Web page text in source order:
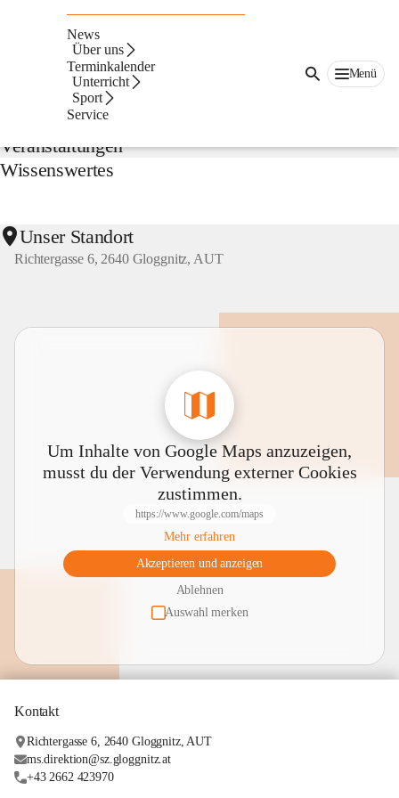
News
Über uns
Terminkalender
Unterricht
Sport
Service
Menü
Aktuelles
Veranstaltungen
Wissenswertes
Unser Standort
Richtergasse 6, 2640 Gloggnitz, AUT
Um Inhalte von Google Maps anzuzeigen,
musst du der Verwendung externer Cookies
zustimmen.
https://www.google.com/maps
Mehr erfahren
Akzeptieren und anzeigen
Ablehnen
Auswahl merken
Kontakt
Richtergasse 6, 2640 Gloggnitz, AUT
ms.direktion@sz.gloggnitz.at
+43 2662 423970